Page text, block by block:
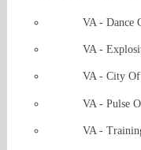
VA - Dance
VA -
VA - City
VA - Pulse
VA -